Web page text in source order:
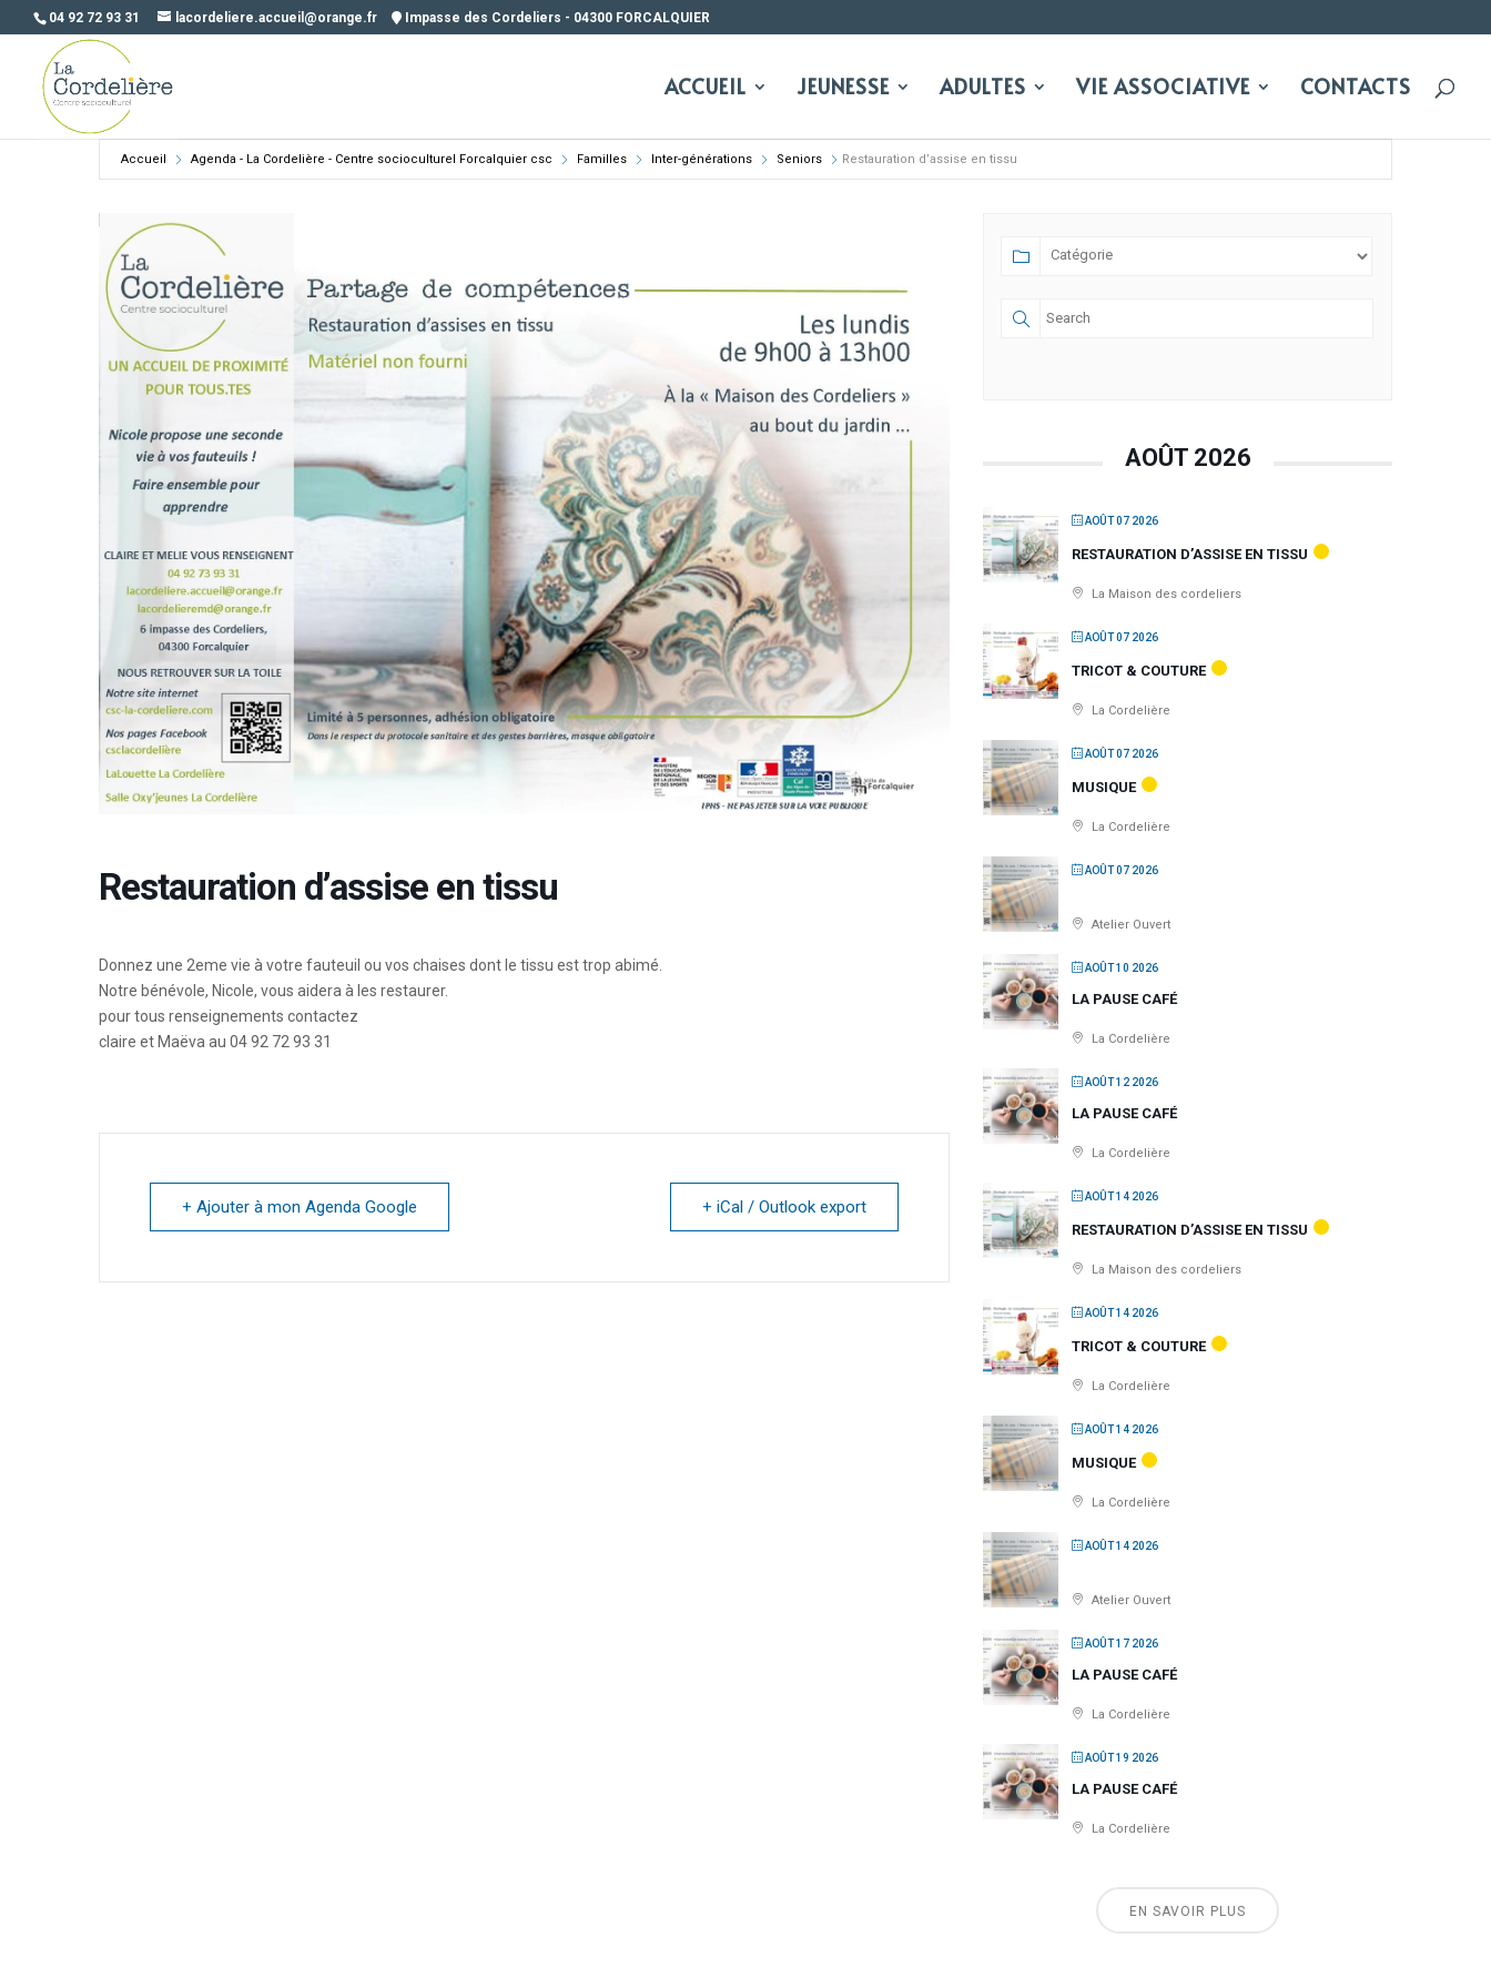
04 92 72 93 31 lacordeliere.accueil@orange.fr Impasse des Cordeliers - 04300 FORCALQUIER
ACCUEIL JEUNESSE ADULTES VIE ASSOCIATIVE CONTACTS
Accueil Agenda - La Cordelière - Centre socioculturel Forcalquier csc Familles Inter-générations Seniors Restauration d’assise en tissu
Restauration d’assise en tissu
Donnez une 2eme vie à votre fauteuil ou vos chaises dont le tissu est trop abimé.
Notre bénévole, Nicole, vous aidera à les restaurer.
pour tous renseignements contactez
claire et Maëva au 04 92 72 93 31
+ Ajouter à mon Agenda Google + iCal / Outlook export
AOÛT 2026
AOÛT 07 2026
RESTAURATION D’ASSISE EN TISSU
La Maison des cordeliers
AOÛT 07 2026
TRICOT & COUTURE
La Cordelière
AOÛT 07 2026
MUSIQUE
La Cordelière
AOÛT 07 2026
Atelier Ouvert
AOÛT 10 2026
LA PAUSE CAFÉ
La Cordelière
AOÛT 12 2026
LA PAUSE CAFÉ
La Cordelière
AOÛT 14 2026
RESTAURATION D’ASSISE EN TISSU
La Maison des cordeliers
AOÛT 14 2026
TRICOT & COUTURE
La Cordelière
AOÛT 14 2026
MUSIQUE
La Cordelière
AOÛT 14 2026
Atelier Ouvert
AOÛT 17 2026
LA PAUSE CAFÉ
La Cordelière
AOÛT 19 2026
LA PAUSE CAFÉ
La Cordelière
EN SAVOIR PLUS